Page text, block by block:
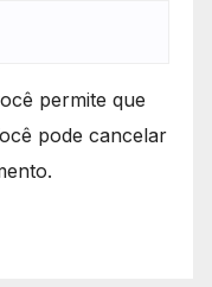
permite que
pode cancelar